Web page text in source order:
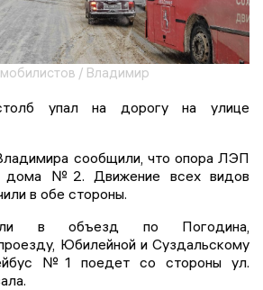
/ Владимир
упал на дорогу на улице
сообщили, что опора ЛЭП
дома №2. Движение всех видов
в обе стороны.
в объезд по Погодина,
Юбилейной и Суздальскому
№1 поедет со стороны ул.